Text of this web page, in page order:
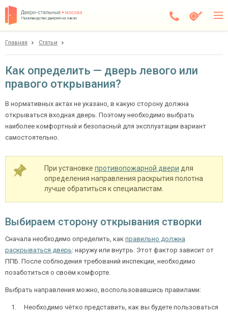
Производство дверей на заказ
Доставка
Установка
Галерея
Покупателям
О компании
Контакты
Ежедневно с 08:00 до 24:00
Главная Статьи
Как определить — дверь левого или
правого открывания?
В нормативных актах не указано, в какую сторону должна
открываться входная дверь. Поэтому необходимо выбрать
наиболее комфортный и безопасный для эксплуатации вариант
самостоятельно.
При установке противопожарной двери для
определения направления раскрытия полотна
лучше обратиться к специалистам.
Выбираем сторону открывания створки
Сначала необходимо определить, как правильно должна
раскрываться дверь: наружу или внутрь. Этот фактор зависит от
ППБ. После соблюдения требований инспекции, необходимо
позаботиться о своём комфорте.
Выбрать направления можно, воспользовавшись правилами:
Необходимо чётко представить, как вы будете пользоваться